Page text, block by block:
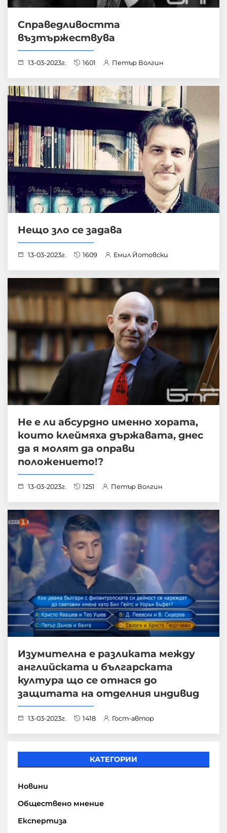
Справедливостта
възтържествува
13-03-2023г. 1601 Петър Волгин
Нещо зло се задава
13-03-2023г. 1609 Емил Йотовски
Не е ли абсурдно именно хората,
които клеймяха държавата, днес
да я молят да оправи
положението!?
13-03-2023г. 1251 Петър Волгин
Изумителна е разликата между
английската и българската
култура що се отнася до
защитата на отделния индивид
13-03-2023г. 1418 Гост-автор
КАТЕГОРИИ
Новини
Обществено мнение
Експертиза